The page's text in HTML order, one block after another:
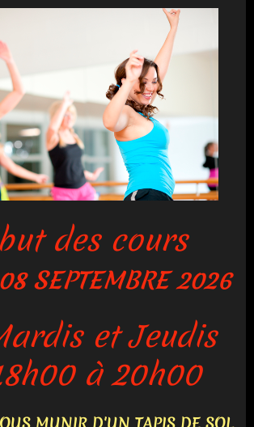
des cours
SEPTEMBRE 2026
et Jeudis
à 20h00